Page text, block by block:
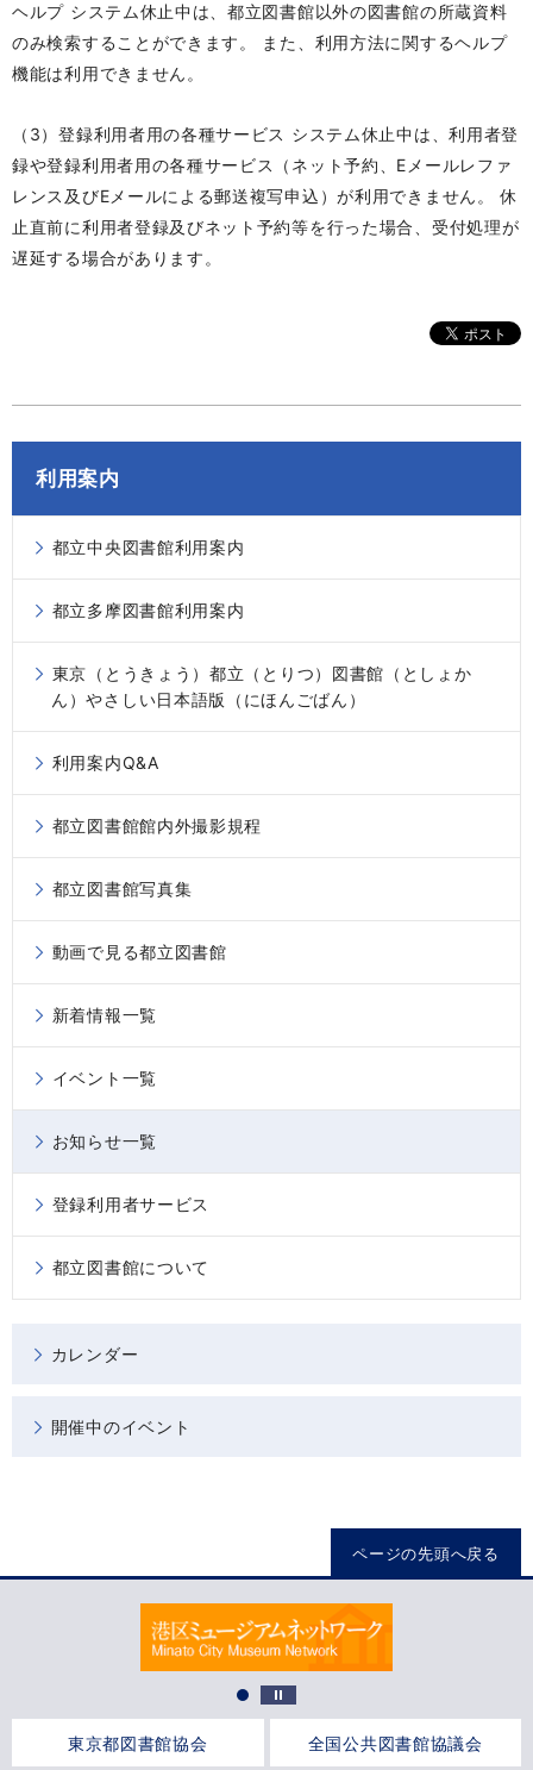
ヘルプ システム休止中は、都立図書館以外の図書館の所蔵資料
のみ検索することができます。 また、利用方法に関するヘルプ
機能は利用できません。
（3）登録利用者用の各種サービス システム休止中は、利用者登
録や登録利用者用の各種サービス（ネット予約、Eメールレファ
レンス及びEメールによる郵送複写申込）が利用できません。 休
止直前に利用者登録及びネット予約等を行った場合、受付処理が
遅延する場合があります。
利用案内
都立中央図書館利用案内
都立多摩図書館利用案内
東京（とうきょう）都立（とりつ）図書館（としょか
ん）やさしい日本語版（にほんごばん）
利用案内Q&A
都立図書館館内外撮影規程
都立図書館写真集
動画で見る都立図書館
新着情報一覧
イベント一覧
お知らせ一覧
登録利用者サービス
都立図書館について
カレンダー
開催中のイベント
ページの先頭へ戻る
東京都図書館協会 全国公共図書館協議会